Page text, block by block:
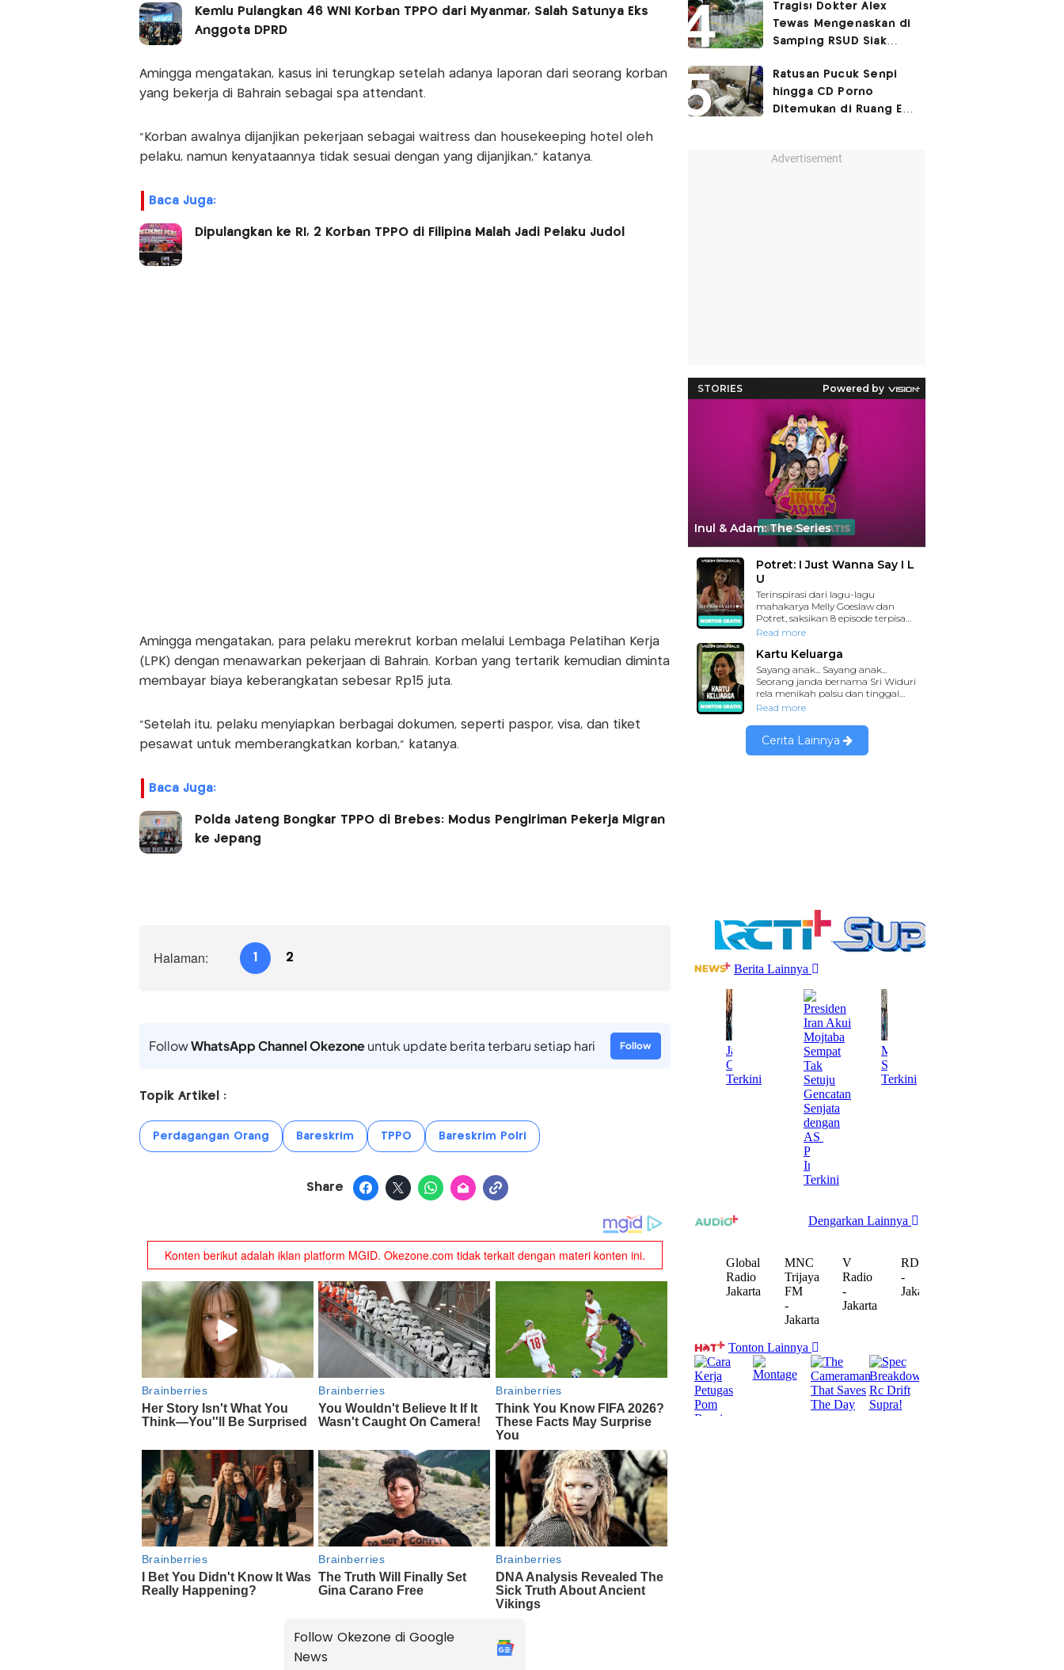
Kemlu Pulangkan 46 WNI Korban TPPO dari Myanmar, Salah Satunya Eks
Anggota DPRD
Amingga mengatakan, kasus ini terungkap setelah adanya laporan dari seorang korban
yang bekerja di Bahrain sebagai spa attendant.
"Korban awalnya dijanjikan pekerjaan sebagai waitress dan housekeeping hotel oleh
pelaku, namun kenyataannya tidak sesuai dengan yang dijanjikan," katanya.
Baca Juga:
Dipulangkan ke RI, 2 Korban TPPO di Filipina Malah Jadi Pelaku Judol
Amingga mengatakan, para pelaku merekrut korban melalui Lembaga Pelatihan Kerja
(LPK) dengan menawarkan pekerjaan di Bahrain. Korban yang tertarik kemudian diminta
membayar biaya keberangkatan sebesar Rp15 juta.
"Setelah itu, pelaku menyiapkan berbagai dokumen, seperti paspor, visa, dan tiket
pesawat untuk memberangkatkan korban," katanya.
Baca Juga:
Polda Jateng Bongkar TPPO di Brebes: Modus Pengiriman Pekerja Migran
ke Jepang
Halaman: 1 2
FollowWhatsApp Channel Okezoneuntuk update berita terbaru setiap hari Follow
Topik Artikel :
Perdagangan Orang Bareskrim TPPO Bareskrim Polri
Share
Follow Okezone di Google
News
Tragis! Dokter Alex
Tewas Mengenaskan di
Samping RSUD Siak
Rocuronium
Ratusan Pucuk Senpi
hingga CD Porno
Ditemukan di Ruang Eks
Advertisement